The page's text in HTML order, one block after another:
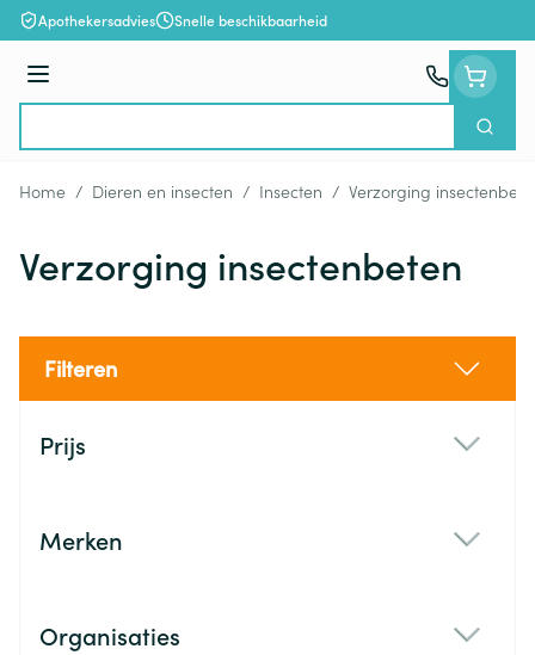
Ga naar de inhoud
Apothekersadvies Snelle beschikbaarheid
Menu
Zoek
Home / Dieren en insecten / Insecten / Verzorging
Verzorging insectenbeten
Filteren
Prijs
Merken
Organisaties